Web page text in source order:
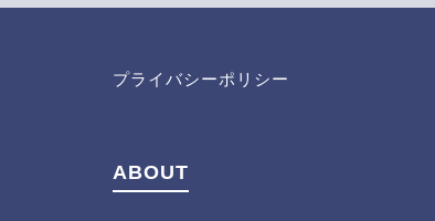
プライバシーポリシー
ABOUT